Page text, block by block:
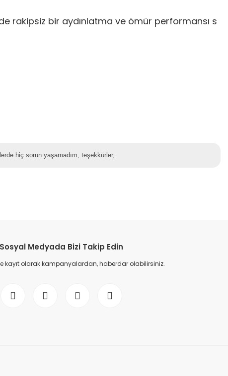
rakipsiz bir aydınlatma ve ömür performansı s
hiç sorun yaşamadım, teşekkürler,
Sosyal Medyada Bizi Takip Edin
kayıt olarak kampanyalardan, haberdar olabilirsiniz.